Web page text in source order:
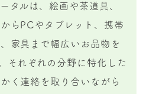
タルは、絵画や茶道具、
らPCやタブレット、携帯
家具まで幅広いお品物を
それぞれの分野に特化した
く連絡を取り合いながら